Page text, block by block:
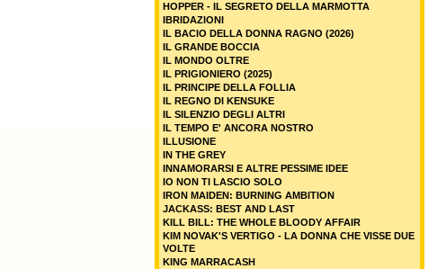
HOPPER - IL SEGRETO DELLA MARMOTTA
IBRIDAZIONI
IL BACIO DELLA DONNA RAGNO (2026)
IL GRANDE BOCCIA
IL MONDO OLTRE
IL PRIGIONIERO (2025)
IL PRINCIPE DELLA FOLLIA
IL REGNO DI KENSUKE
IL SILENZIO DEGLI ALTRI
IL TEMPO E' ANCORA NOSTRO
ILLUSIONE
IN THE GREY
INNAMORARSI E ALTRE PESSIME IDEE
IO NON TI LASCIO SOLO
IRON MAIDEN: BURNING AMBITION
JACKASS: BEST AND LAST
KILL BILL: THE WHOLE BLOODY AFFAIR
KIM NOVAK'S VERTIGO - LA DONNA CHE VISSE DUE
VOLTE
KING MARRACASH